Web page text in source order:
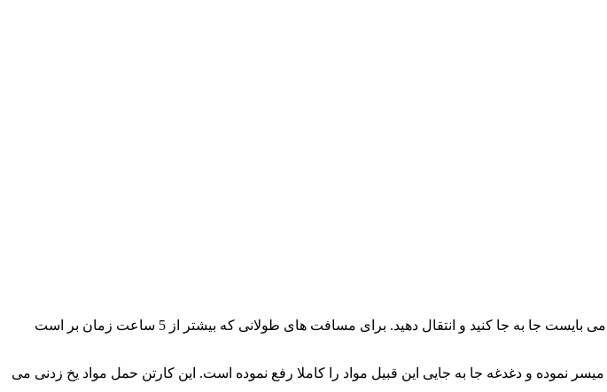
زمانی که قصد اسباب کشی و رزروی باربری دارید ، طبیعتا تمامی وسایل را از خانه قبلی به خانه جدید می بایست جا به جا کنید و انتقال دهید. برای مسافت های طولانی که بیشتر از 5 ساعت زمان بر است
نموده و دغدغه جا به جایی این قبیل مواد را کاملا رفع نموده است. این کارتن حمل مواد یخ زدنی می